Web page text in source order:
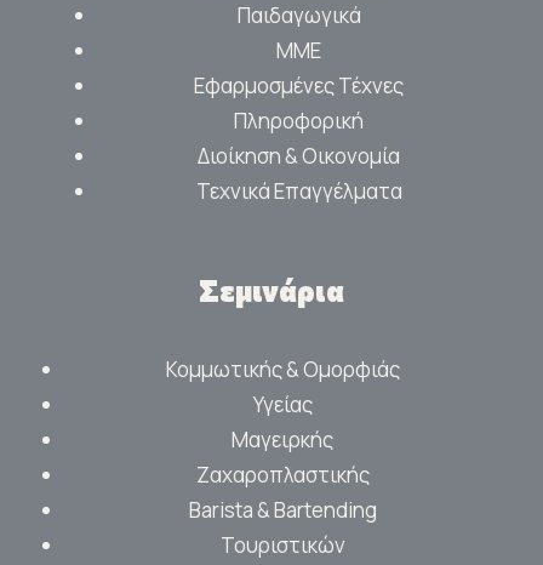
Παιδαγωγικά
ΜΜΕ
Εφαρμοσμένες Τέχνες
Πληροφορική
Διοίκηση & Οικονομία
Τεχνικά Επαγγέλματα
Σεμινάρια
Κομμωτικής & Ομορφιάς
Υγείας
Μαγειρκής
Ζαχαροπλαστικής
Barista & Bartending
Τουριστικών